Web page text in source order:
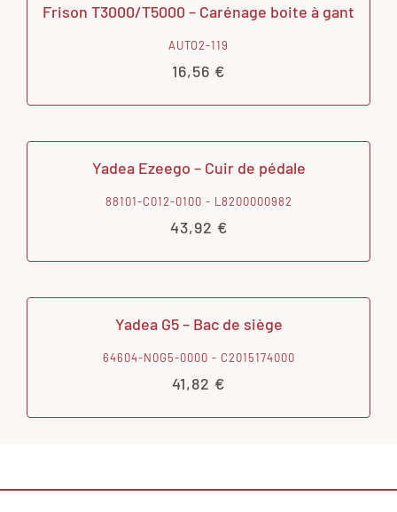
Frison T3000/T5000 – Carénage boite à gant
AUTO2-119
16,56 €
Yadea Ezeego – Cuir de pédale
88101-C012-0100 - L8200000982
43,92 €
Yadea G5 – Bac de siège
64604-N0G5-0000 - C2015174000
41,82 €